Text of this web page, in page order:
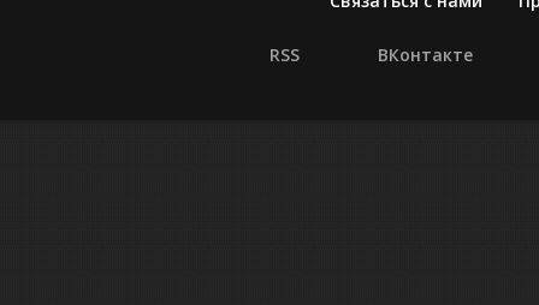
RSS ВКонтакте